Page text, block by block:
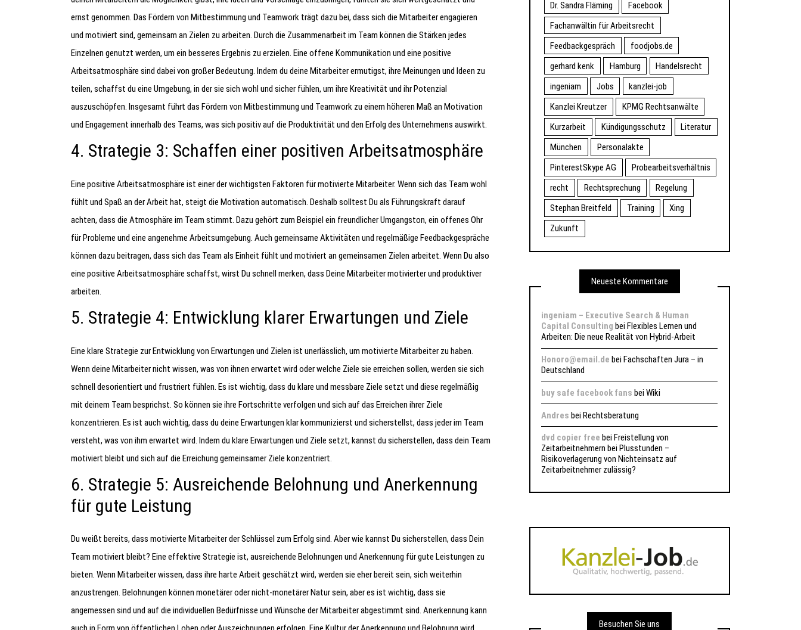
ernst genommen. Das Fördern von Mitbestimmung und Teamwork trägt dazu bei, dass sich die Mitarbeiter engagieren
und motiviert sind, gemeinsam an Zielen zu arbeiten. Durch die Zusammenarbeit im Team können die Stärken jedes
Einzelnen genutzt werden, um ein besseres Ergebnis zu erzielen. Eine offene Kommunikation und eine positive
Arbeitsatmosphäre sind dabei von großer Bedeutung. Indem du deine Mitarbeiter ermutigst, ihre Meinungen und Ideen zu
teilen, schaffst du eine Umgebung, in der sie sich wohl und sicher fühlen, um ihre Kreativität und ihr Potenzial
auszuschöpfen. Insgesamt führt das Fördern von Mitbestimmung und Teamwork zu einem höheren Maß an Motivation
und Engagement innerhalb des Teams, was sich positiv auf die Produktivität und den Erfolg des Unternehmens auswirkt.
4. Strategie 3: Schaffen einer positiven Arbeitsatmosphäre
Eine positive Arbeitsatmosphäre ist einer der wichtigsten Faktoren für motivierte Mitarbeiter. Wenn sich das Team wohl
fühlt und Spaß an der Arbeit hat, steigt die Motivation automatisch. Deshalb solltest Du als Führungskraft darauf
achten, dass die Atmosphäre im Team stimmt. Dazu gehört zum Beispiel ein freundlicher Umgangston, ein offenes Ohr
für Probleme und eine angenehme Arbeitsumgebung. Auch gemeinsame Aktivitäten und regelmäßige Feedbackgespräche
können dazu beitragen, dass sich das Team als Einheit fühlt und motiviert an gemeinsamen Zielen arbeitet. Wenn Du also
eine positive Arbeitsatmosphäre schaffst, wirst Du schnell merken, dass Deine Mitarbeiter motivierter und produktiver
arbeiten.
5. Strategie 4: Entwicklung klarer Erwartungen und Ziele
Eine klare Strategie zur Entwicklung von Erwartungen und Zielen ist unerlässlich, um motivierte Mitarbeiter zu haben.
Wenn deine Mitarbeiter nicht wissen, was von ihnen erwartet wird oder welche Ziele sie erreichen sollen, werden sie sich
schnell desorientiert und frustriert fühlen. Es ist wichtig, dass du klare und messbare Ziele setzt und diese regelmäßig
mit deinem Team besprichst. So können sie ihre Fortschritte verfolgen und sich auf das Erreichen ihrer Ziele
konzentrieren. Es ist auch wichtig, dass du deine Erwartungen klar kommunizierst und sicherstellst, dass jeder im Team
versteht, was von ihm erwartet wird. Indem du klare Erwartungen und Ziele setzt, kannst du sicherstellen, dass dein Team
motiviert bleibt und sich auf die Erreichung gemeinsamer Ziele konzentriert.
6. Strategie 5: Ausreichende Belohnung und Anerkennung
für gute Leistung
Du weißt bereits, dass motivierte Mitarbeiter der Schlüssel zum Erfolg sind. Aber wie kannst Du sicherstellen, dass Dein
Team motiviert bleibt? Eine effektive Strategie ist, ausreichende Belohnungen und Anerkennung für gute Leistungen zu
bieten. Wenn Mitarbeiter wissen, dass ihre harte Arbeit geschätzt wird, werden sie eher bereit sein, sich weiterhin
anzustrengen. Belohnungen können monetärer oder nicht-monetärer Natur sein, aber es ist wichtig, dass sie
angemessen sind und auf die individuellen Bedürfnisse und Wünsche der Mitarbeiter abgestimmt sind. Anerkennung kann
Dr. Sandra Fläming
Facebook
Fachanwältin für Arbeitsrecht
Feedbackgespräch
foodjobs.de
gerhard kenk
Hamburg
Handelsrecht
ingeniam
Jobs
kanzlei-job
Kanzlei Kreutzer
KPMG Rechtsanwälte
Kurzarbeit
Kündigungsschutz
Literatur
München
Personalakte
PinterestSkype AG
Probearbeitsverhältnis
recht
Rechtsprechung
Regelung
Stephan Breitfeld
Training
Xing
Zukunft
Neueste Kommentare
ingeniam – Executive Search & Human
Capital Consulting bei Flexibles Lernen und
Arbeiten: Die neue Realität von Hybrid-Arbeit
Honoro@email.de beiFachschaften Jura – in
Deutschland
buy safe facebook fans beiWiki
Andres beiRechtsberatung
dvd copier free bei Freistellung von
Zeitarbeitnehmern bei Plusstunden –
Risikoverlagerung von Nichteinsatz auf
Zeitarbeitnehmer zulässig?
Besuchen Sie uns